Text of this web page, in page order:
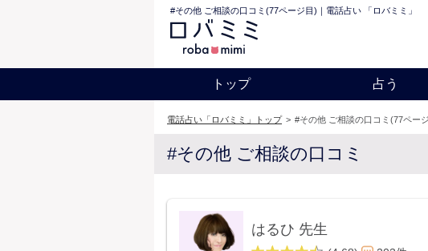
#その他 ご相談の口コミ(77ページ目)｜電話占い 「ロバミミ」
トップ 占う
電話占い「ロバミミ」トップ > #その他 ご相談の口コミ(77ペー
#その他 ご相談の口コミ
はるひ 先生